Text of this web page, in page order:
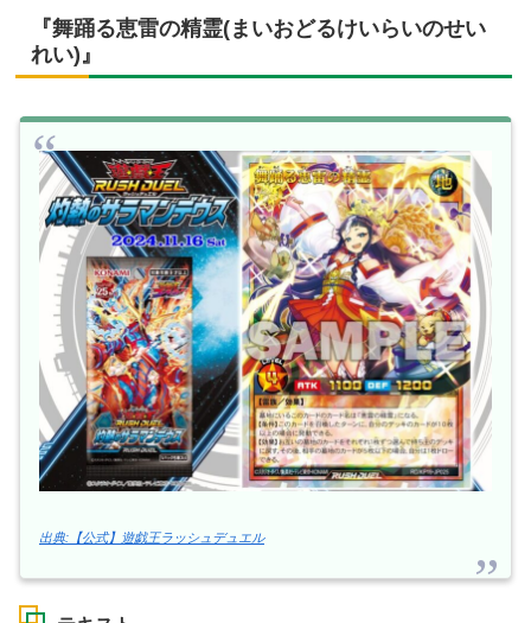
『舞踊る恵雷の精霊(まいおどるけいらいのせい
れい)』
出典:【公式】遊戯王ラッシュデュエル